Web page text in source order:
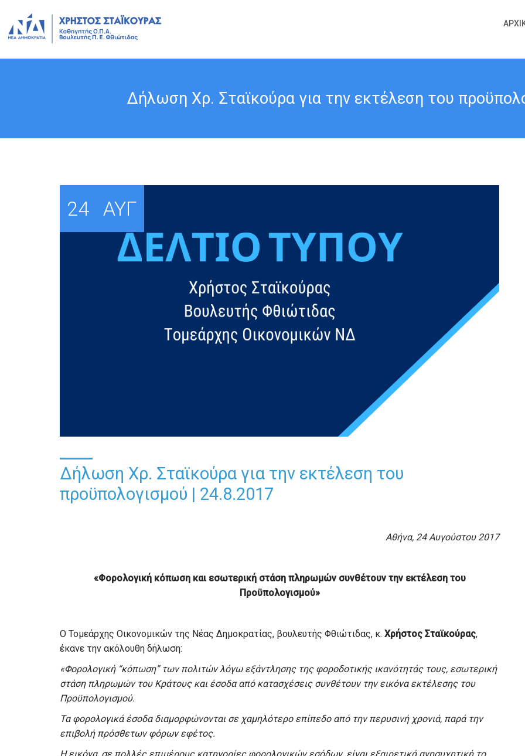
Δήλωση Χρ. Σταϊκούρα για την εκτέλεση του
24 ΑΥΓ
Δήλωση Χρ. Σταϊκούρα για την εκτέλεση του
προϋπολογισμού | 24.8.2017
Αθήνα, 24 Αυγούστου 2017
«Φορολογική κόπωση και εσωτερική στάση πληρωμών συνθέτουν την εκτέλεση του
Προϋπολογισμού»
Ο Τομεάρχης Οικονομικών της Νέας Δημοκρατίας, βουλευτής Φθιώτιδας, κ. Χρήστος Σταϊκούρας,
έκανε την ακόλουθη δήλωση:
«Φορολογική “κόπωση” των πολιτών λόγω εξάντλησης της φοροδοτικής ικανότητάς τους, εσωτερική
στάση πληρωμών του Κράτους και έσοδα από κατασχέσεις συνθέτουν την εικόνα εκτέλεσης του
Προϋπολογισμού.
Τα φορολογικά έσοδα διαμορφώνονται σε χαμηλότερο επίπεδο από την περυσινή χρονιά, παρά την
επιβολή πρόσθετων φόρων εφέτος.
Η εικόνα, σε πολλές επιμέρους κατηγορίες φορολογικών εσόδων, είναι εξαιρετικά ανησυχητική το